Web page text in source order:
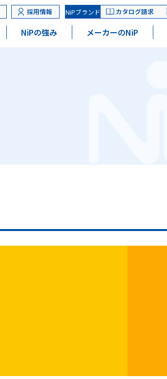
採用情報 NiPブランド カタログ請求
NiPの強み メーカーのNiP